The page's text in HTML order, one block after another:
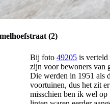
(2)
Bij foto 49205 is
zijn voor bewoners van
Die werden in 1951 als
voortuinen, dus het zit
misschien ben ik wel